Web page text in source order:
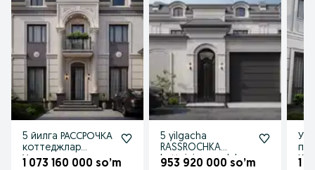
5 йилга РАССРОЧКА
коттеджлар
Учкахрамон
1 073 160 000 so’m
5 yilgacha
RASSROCHKA
kottejniy gorodok
953 920 000 so’m 1